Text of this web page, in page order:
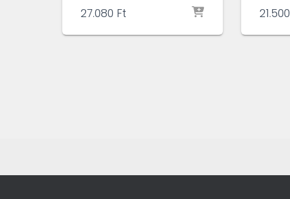
27.080 Ft 21.500